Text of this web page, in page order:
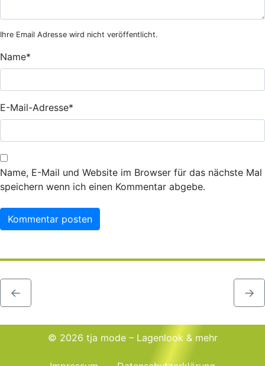
Ihre Email Adresse wird nicht veröffentlicht.
Name*
E-Mail-Adresse*
Name, E-Mail und Website im Browser für das nächste Mal
speichern wenn ich einen Kommentar abgebe.
← →
© 2026 tja mode – Lagenlook & mehr